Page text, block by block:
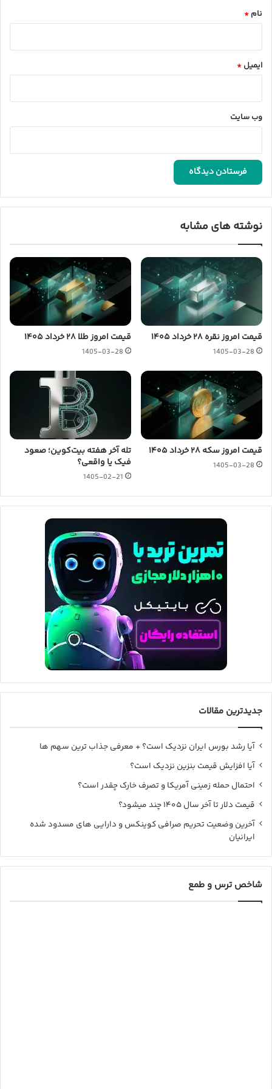
نام *
ایمیل *
وب‌ سایت
نوشته های مشابه
قیمت امروز نقره ۲۸ خرداد ۱۴۰۵
1405-03-28
قیمت امروز طلا ۲۸ خرداد ۱۴۰۵
1405-03-28
قیمت امروز سکه ۲۸ خرداد ۱۴۰۵
1405-03-28
تله آخر هفته بیت‌کوین؛ صعود
فیک یا واقعی؟
1405-02-21
جدیدترین مقالات
آیا رشد بورس ایران نزدیک است؟ + معرفی جذاب ترین سهم ها
آیا افزایش قیمت بنزین نزدیک است؟
احتمال حمله زمینی آمریکا و تصرف خارک چقدر است؟
قیمت دلار تا آخر سال ۱۴۰۵ چند میشود؟
آخرین وضعیت تحریم صرافی کوینکس و دارایی های مسدود شده
ایرانیان
شاخص ترس و طمع